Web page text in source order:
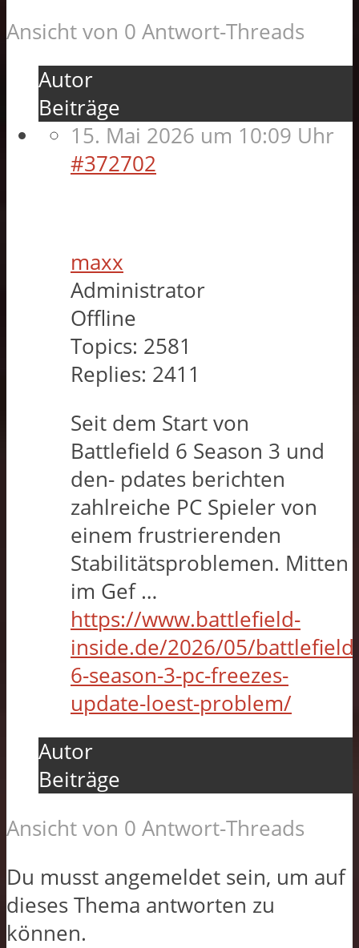
Ansicht von 0 Antwort-Threads
Autor
Beiträge
15. Mai 2026 um 10:09 Uhr
#372702
maxx
Administrator
Offline
Topics: 2581
Replies: 2411
Seit dem Start von
Battlefield 6 Season 3 und
den- pdates berichten
zahlreiche PC Spieler von
einem frustrierenden
Stabilitätsproblemen. Mitten
im Gef …
https://www.battlefield-
inside.de/2026/05/
6-season-3-pc-freezes-
update-loest-problem/
Autor
Beiträge
Ansicht von 0 Antwort-Threads
Du musst angemeldet sein, um auf
dieses Thema antworten zu
können.